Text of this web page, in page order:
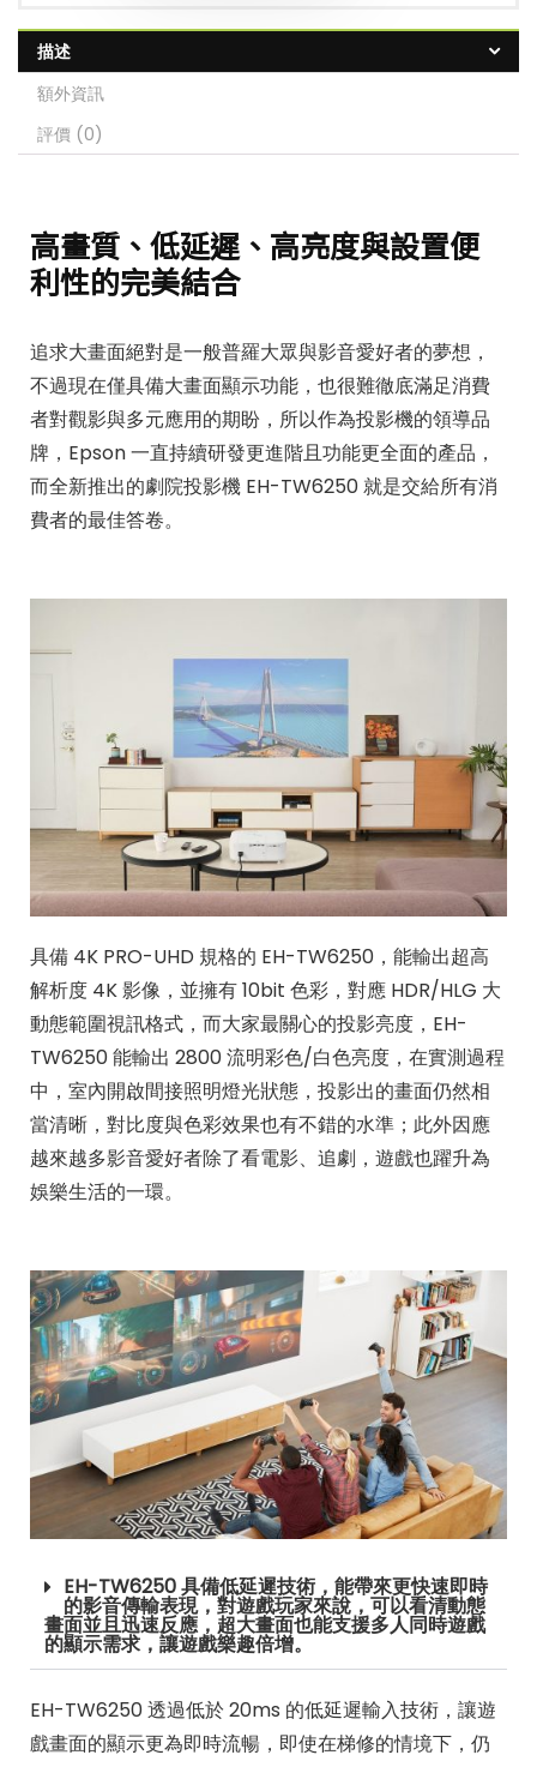
描述
額外資訊
評價 (0)
高畫質、低延遲、高亮度與設置便
利性的完美結合
追求大畫面絕對是一般普羅大眾與影音愛好者的夢想，
不過現在僅具備大畫面顯示功能，也很難徹底滿足消費
者對觀影與多元應用的期盼，所以作為投影機的領導品
牌，Epson 一直持續研發更進階且功能更全面的產品，
而全新推出的劇院投影機 EH-TW6250 就是交給所有消
費者的最佳答卷。
具備 4K PRO-UHD 規格的 EH-TW6250，能輸出超高
解析度 4K 影像，並擁有 10bit 色彩，對應 HDR/HLG 大
動態範圍視訊格式，而大家最關心的投影亮度，EH-
TW6250 能輸出 2800 流明彩色/白色亮度，在實測過程
中，室內開啟間接照明燈光狀態，投影出的畫面仍然相
當清晰，對比度與色彩效果也有不錯的水準；此外因應
越來越多影音愛好者除了看電影、追劇，遊戲也躍升為
娛樂生活的一環。
EH-TW6250 具備低延遲技術，能帶來更快速即時
的影音傳輸表現，對遊戲玩家來說，可以看清動態
畫面並且迅速反應，超大畫面也能支援多人同時遊戲
的顯示需求，讓遊戲樂趣倍增。
EH-TW6250 透過低於 20ms 的低延遲輸入技術，讓遊
戲畫面的顯示更為即時流暢，即使在梯修的情境下，仍